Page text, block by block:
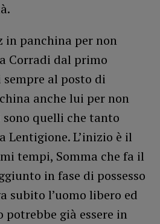
in panchina per non
Corradi dal primo
al posto di
anche lui per non
quelli che tanto
Lentigione. L’inizio è il
tempi, Somma che fa il
in fase di possesso
subito l’uomo libero ed
potrebbe già essere in